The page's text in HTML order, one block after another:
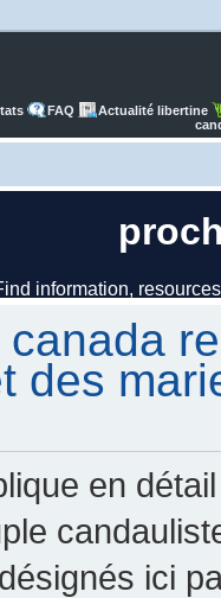
FAQ
Actualité libertine
des
en
ici